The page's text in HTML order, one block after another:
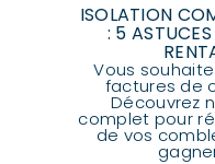
ISOLATION
: 5
Vous
factures de
Découvrez
complet pour
de vos